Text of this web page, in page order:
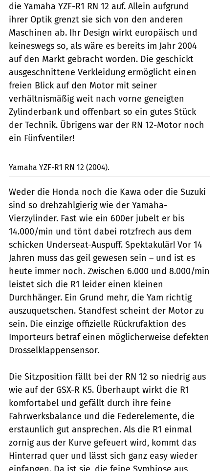
die Yamaha YZF-R1 RN 12 auf. Allein aufgrund
ihrer Optik grenzt sie sich von den anderen
Maschinen ab. Ihr Design wirkt europäisch und
keineswegs so, als wäre es bereits im Jahr 2004
auf den Markt gebracht worden. Die geschickt
ausgeschnittene Verkleidung ermöglicht einen
freien Blick auf den Motor mit seiner
verhältnismäßig weit nach vorne geneigten
Zylinderbank und offenbart so ein gutes Stück
der Technik. Übrigens war der RN 12-Motor noch
ein Fünfventiler!
Yamaha YZF-R1 RN 12 (2004).
Weder die Honda noch die Kawa oder die Suzuki
sind so drehzahlgierig wie der Yamaha-
Vierzylinder. Fast wie ein 600er jubelt er bis
14.000/min und tönt dabei rotzfrech aus dem
schicken Underseat-Auspuff. Spektakulär! Vor 14
Jahren muss das geil gewesen sein – und ist es
heute immer noch. Zwischen 6.000 und 8.000/min
leistet sich die R1 leider einen kleinen
Durchhänger. Ein Grund mehr, die Yam richtig
auszuquetschen. Standfest scheint der Motor zu
sein. Die einzige offizielle Rückrufaktion des
Importeurs betraf einen möglicherweise defekten
Drosselklappensensor.
Die Sitzposition fällt bei der RN 12 so niedrig aus
wie auf der GSX-R K5. Überhaupt wirkt die R1
komfortabel und gefällt durch ihre feine
Fahrwerksbalance und die Federelemente, die
erstaunlich gut ansprechen. Als die R1 einmal
zornig aus der Kurve gefeuert wird, kommt das
Hinterrad quer und lässt sich ganz easy wieder